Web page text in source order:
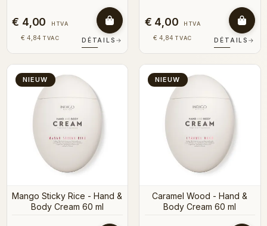
€ 4,00 HTVA
€ 4,84 TVAC DÉTAILS →
€ 4,00 HTVA
€ 4,84 TVAC DÉTAILS →
NIEUW
Mango Sticky Rice - Hand &
Body Cream 60 ml
NIEUW
Caramel Wood - Hand &
Body Cream 60 ml